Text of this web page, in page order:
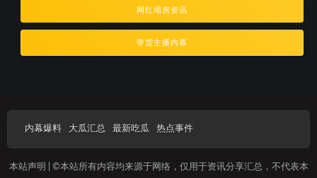
网红塌房资讯
带货主播内幕
内幕爆料 大瓜汇总 最新吃瓜 热点事件
本站声明 | ©本站所有内容均来源于网络，仅用于资讯分享汇总，不代表本